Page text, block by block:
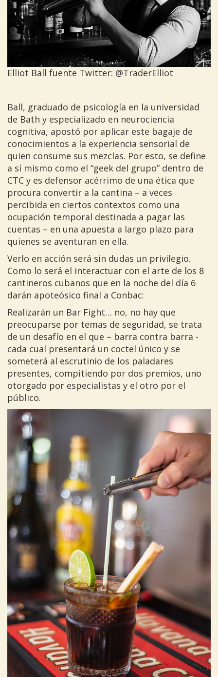
Elliot Ball fuente Twitter: @TraderElliot
Ball, graduado de psicología en la universidad
de Bath y especializado en neurociencia
cognitiva, apostó por aplicar este bagaje de
conocimientos a la experiencia sensorial de
quien consume sus mezclas. Por esto, se define
a sí mismo como el “geek del grupo” dentro de
CTC y es defensor acérrimo de una ética que
procura convertir a la cantina – a veces
percibida en ciertos contextos como una
ocupación temporal destinada a pagar las
cuentas – en una apuesta a largo plazo para
quienes se aventuran en ella.
Verlo en acción será sin dudas un privilegio.
Como lo será el interactuar con el arte de los 8
cantineros cubanos que en la noche del día 6
darán apoteósico final a Conbac:
Realizarán un Bar Fight… no, no hay que
preocuparse por temas de seguridad, se trata
de un desafío en el que – barra contra barra -
cada cual presentará un coctel único y se
someterá al escrutinio de los paladares
presentes, compitiendo por dos premios, uno
otorgado por especialistas y el otro por el
público.